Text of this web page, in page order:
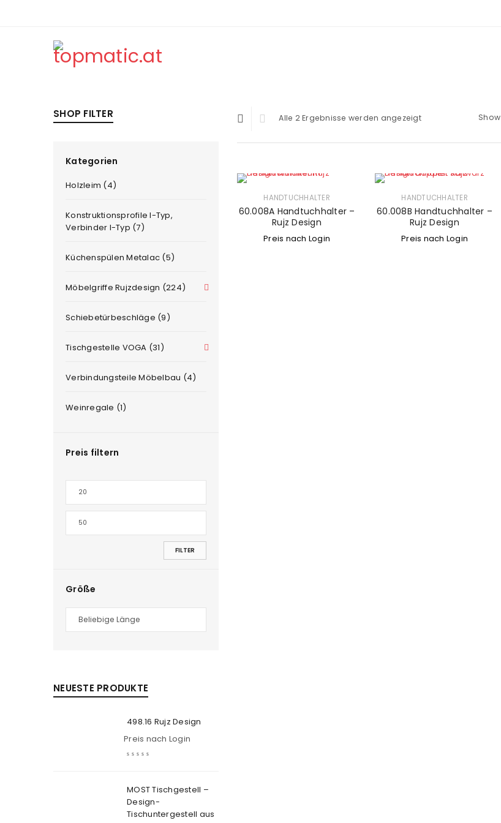
SHOP FILTER
Kategorien
Holzleim (4)
Konstruktionsprofile I-Typ,
Verbinder I-Typ (7)
Küchenspülen Metalac (5)
Möbelgriffe Rujzdesign (224)
Schiebetürbeschläge (9)
Tischgestelle VOGA (31)
Verbindungsteile Möbelbau (4)
Weinregale (1)
Preis filtern
FILTER
Größe
NEUESTE PRODUKTE
498.16 Rujz Design
Preis nach Login
MOST Tischgestell –
Design-
Tischuntergestell aus
Alle 2 Ergebnisse werden angezeigt Show
HANDTUCHHALTER
60.008A Handtuchhalter –
Rujz Design
Preis nach Login
HANDTUCHHALTER
60.008B Handtuchhalter –
Rujz Design
Preis nach Login